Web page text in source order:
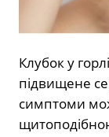
Клубок у
підвищене
симптоми